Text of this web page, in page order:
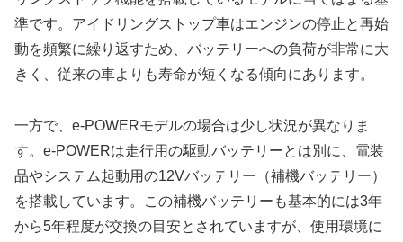
準です。アイドリングストップ車はエンジンの停止と再始
動を頻繁に繰り返すため、バッテリーへの負荷が非常に大
きく、従来の車よりも寿命が短くなる傾向にあります。
一方で、e-POWERモデルの場合は少し状況が異なりま
す。e-POWERは走行用の駆動バッテリーとは別に、電装
品やシステム起動用の12Vバッテリー（補機バッテリー）
を搭載しています。この補機バッテリーも基本的には3年
から5年程度が交換の目安とされていますが、使用環境に